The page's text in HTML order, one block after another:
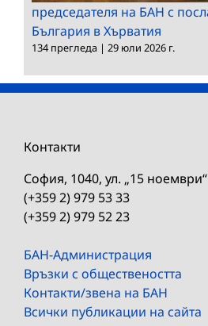
председателя на БАН с
България в Хърватия
134 прегледа | 29 юли 2026 г.
Контакти
София, 1040, ул. „15
(+359 2) 979 53 33
(+359 2) 979 52 23
БАН-Администрация
Връзки с обществеността
Контакти/звена на БАН
Всички публикации на сайта